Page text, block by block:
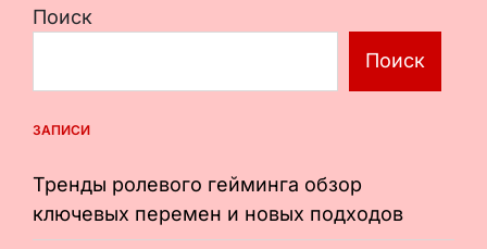
Поиск
Поиск
ЗАПИСИ
Тренды ролевого гейминга обзор
ключевых перемен и новых подходов